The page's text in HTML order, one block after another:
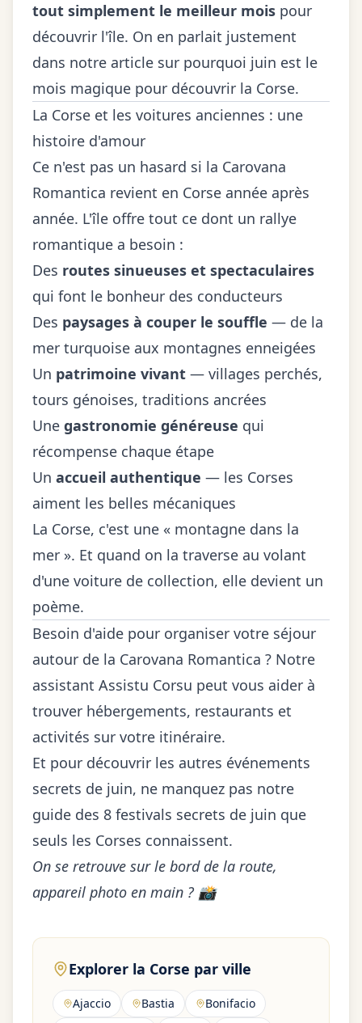
tout simplement le meilleur mois pour
découvrir l'île. On en parlait justement
dans notre article sur pourquoi juin est le
mois magique pour découvrir la Corse.
La Corse et les voitures anciennes : une
histoire d'amour
Ce n'est pas un hasard si la Carovana
Romantica revient en Corse année après
année. L'île offre tout ce dont un rallye
romantique a besoin :
Des routes sinueuses et spectaculaires
qui font le bonheur des conducteurs
Des paysages à couper le souffle — de la
mer turquoise aux montagnes enneigées
Un patrimoine vivant — villages perchés,
tours génoises, traditions ancrées
Une gastronomie généreuse qui
récompense chaque étape
Un accueil authentique — les Corses
aiment les belles mécaniques
La Corse, c'est une « montagne dans la
mer ». Et quand on la traverse au volant
d'une voiture de collection, elle devient un
poème.
Besoin d'aide pour organiser votre séjour
autour de la Carovana Romantica ? Notre
assistant Assistu Corsu peut vous aider à
trouver hébergements, restaurants et
activités sur votre itinéraire.
Et pour découvrir les autres événements
secrets de juin, ne manquez pas notre
guide des 8 festivals secrets de juin que
seuls les Corses connaissent.
On se retrouve sur le bord de la route,
appareil photo en main ? 📸
Explorer la Corse par ville
Ajaccio Bastia Bonifacio